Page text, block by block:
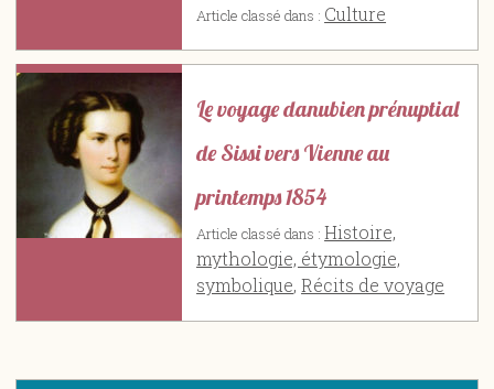
Article classé dans : Culture
Le voyage danubien prénuptial
de Sissi vers Vienne au
printemps 1854
Article classé dans : Histoire,
mythologie, étymologie,
symbolique,Récits de voyage